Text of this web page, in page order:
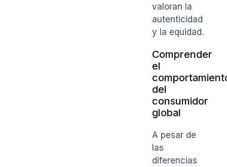
valoran la
autenticidad
y la equidad.
Comprender
el
del
consumidor
global
A pesar de
las
diferencias